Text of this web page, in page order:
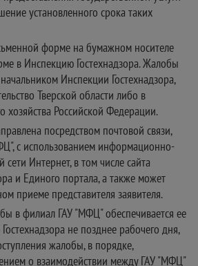
установленного срока таких
форме на бумажном носителе
в Инспекцию Гостехнадзора. Жалобы
Инспекции Гостехнадзора,
Тверской области либо в
хозяйства Российской Федерации.
посредством почтовой связи,
с использованием информационно-
Интернет, в том числе сайта
и Единого портала, а также может
приеме представителя заявителя.
в филиал ГАУ "МФЦ" обеспечивается ее
не позднее рабочего дня,
жалобы, в порядке,
о взаимодействии между ГАУ "МФЦ"